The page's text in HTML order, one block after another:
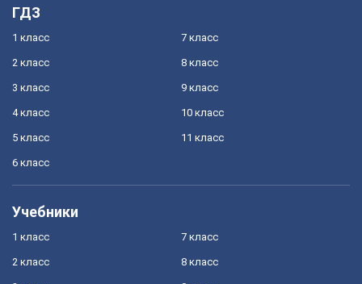
ГДЗ
1 класс
2 класс
3 класс
4 класс
5 класс
6 класс
7 класс
8 класс
9 класс
10 класс
11 класс
Учебники
1 класс
2 класс
7 класс
8 класс